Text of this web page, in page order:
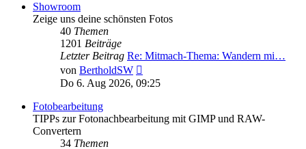
Showroom
Zeige uns deine schönsten Fotos
40 Themen
1201 Beiträge
Letzter Beitrag Re: Mitmach-Thema: Wandern mi…
von BertholdSW
Beitrag
Do 6. Aug 2026, 09:25
Fotobearbeitung
TIPPs zur Fotonachbearbeitung mit GIMP und RAW-
Convertern
34 Themen